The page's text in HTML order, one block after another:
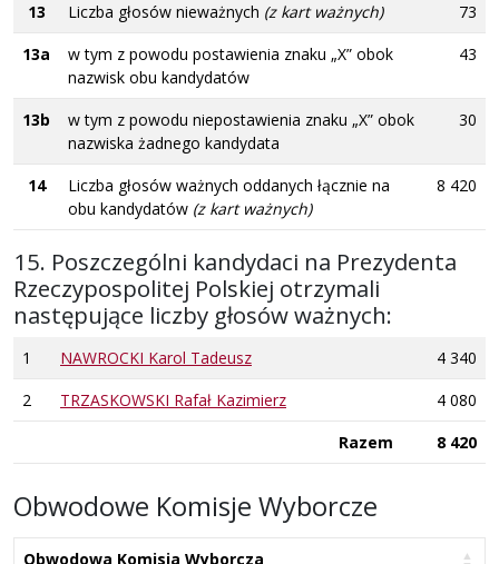
13
Liczba głosów nieważnych (z kart ważnych)
73
13a
w tym z powodu postawienia znaku „X” obok
nazwisk obu kandydatów
43
13b
w tym z powodu niepostawienia znaku „X” obok
nazwiska żadnego kandydata
30
14
Liczba głosów ważnych oddanych łącznie na
obu kandydatów (z kart ważnych)
8 420
15. Poszczególni kandydaci na Prezydenta
Rzeczypospolitej Polskiej otrzymali
następujące liczby głosów ważnych:
1 NAWROCKI Karol Tadeusz
4 340
2
TRZASKOWSKI Rafał Kazimierz
4 080
Razem
8 420
Obwodowe Komisje Wyborcze
Obwodowa Komisja Wyborcza